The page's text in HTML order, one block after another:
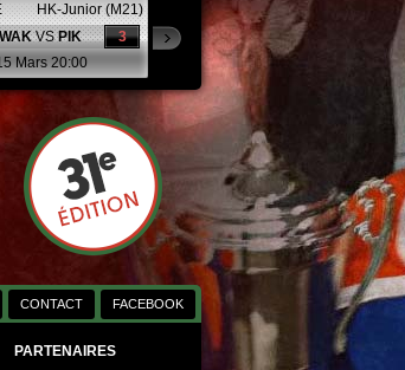
HK-Junior (M21)
3
WAKVSPIK
Mars 20:00
FACEBOOK
CONTACT
PARTENAIRES